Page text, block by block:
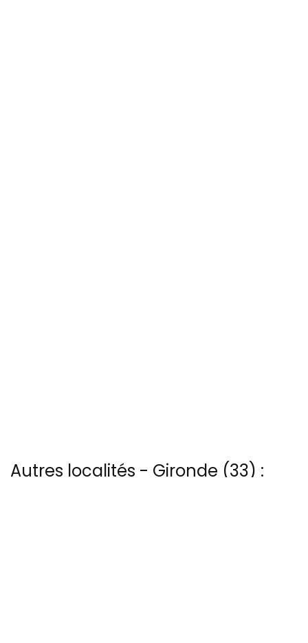
Autres localités - Gironde (33) :